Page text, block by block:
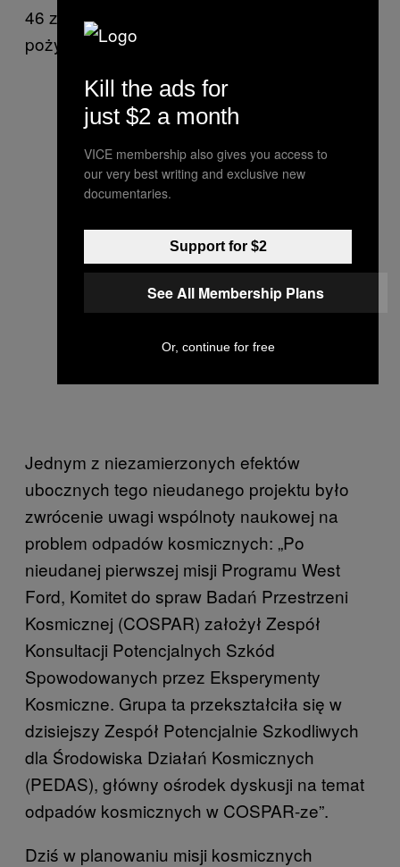
46 zlepków”. Nigdy nie przyniosły żadnego
pożytku w globalnej komunikacji.
Jednym z niezamierzonych efektów
ubocznych tego nieudanego projektu było
zwrócenie uwagi wspólnoty naukowej na
problem odpadów kosmicznych: „Po
nieudanej pierwszej misji Programu West
Ford, Komitet do spraw Badań Przestrzeni
Kosmicznej (COSPAR) założył Zespół
Konsultacji Potencjalnych Szkód
Spowodowanych przez Eksperymenty
Kosmiczne. Grupa ta przekształciła się w
dzisiejszy Zespół Potencjalnie Szkodliwych
dla Środowiska Działań Kosmicznych
(PEDAS), główny ośrodek dyskusji na temat
odpadów kosmicznych w COSPAR-ze”.
Dziś w planowaniu misji kosmicznych
Kill the ads for
just $2 a month
VICE membership also gives you access to
our very best writing and exclusive new
documentaries.
Support for $2
See All Membership Plans
Or, continue for free